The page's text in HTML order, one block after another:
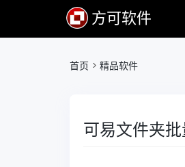
方可软件
首页 > 精品软件
可易文件夹